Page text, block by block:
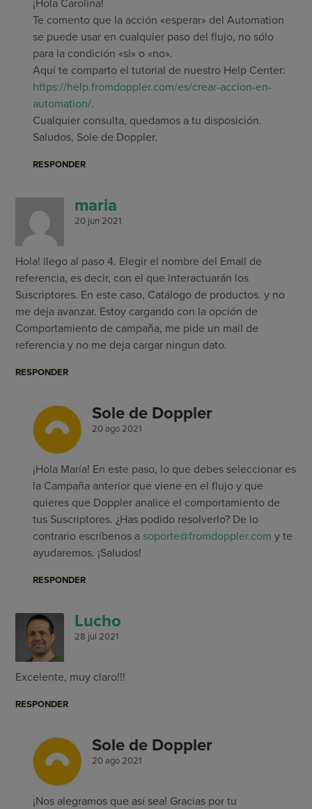
¡Hola Carolina!
Te comento que la acción «esperar» del Automation
se puede usar en cualquier paso del flujo, no sólo
para la condición «si» o «no».
Aquí te comparto el tutorial de nuestro Help Center:
https://help.fromdoppler.com/es/crear-accion-en-
automation/.
Cualquier consulta, quedamos a tu disposición.
Saludos, Sole de Doppler.
RESPONDER
maria
20 jun 2021
Hola! llego al paso 4. Elegir el nombre del Email de
referencia, es decir, con el que interactuarán los
Suscriptores. En este caso, Catálogo de productos. y no
me deja avanzar. Estoy cargando con la opción de
Comportamiento de campaña, me pide un mail de
referencia y no me deja cargar ningun dato.
RESPONDER
Sole de Doppler
20 ago 2021
¡Hola María! En este paso, lo que debes seleccionar es
la Campaña anterior que viene en el flujo y que
quieres que Doppler analice el comportamiento de
tus Suscriptores. ¿Has podido resolverlo? De lo
contrario escríbenos a soporte@fromdoppler.com y te
ayudaremos. ¡Saludos!
RESPONDER
Lucho
28 jul 2021
Excelente, muy claro!!!
RESPONDER
Sole de Doppler
20 ago 2021
¡Nos alegramos que así sea! Gracias por tu